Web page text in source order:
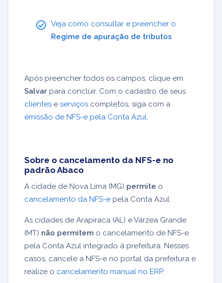
Veja como consultar e preencher o
Regime de apuração de tributos
Após preencher todos os campos, clique em
Salvar para concluir. Com o cadastro de seus
clientes e serviços completos, siga com a
emissão de NFS-e pela Conta Azul
Sobre o cancelamento da NFS-e no
padrão Abaco
A cidade de Nova Lima (MG) permite o
cancelamento da NFS-e pela Conta Azul.
As cidades de Arapiraca (AL) e Várzea Grande
(MT) não permitem o cancelamento de NFS-e
pela Conta Azul integrado à prefeitura. Nesses
casos, cancele a NFS-e no portal da prefeitura e
realize o cancelamento manual no ERP.